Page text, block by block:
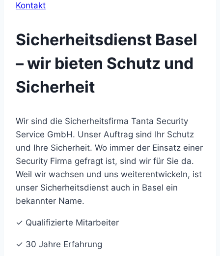
Kontakt
Sicherheitsdienst Basel
– wir bieten Schutz und
Sicherheit
Wir sind die Sicherheitsfirma Tanta Security
Service GmbH. Unser Auftrag sind Ihr Schutz
und Ihre Sicherheit. Wo immer der Einsatz einer
Security Firma gefragt ist, sind wir für Sie da.
Weil wir wachsen und uns weiterentwickeln, ist
unser Sicherheitsdienst auch in Basel ein
bekannter Name.
✓ Qualifizierte Mitarbeiter
✓ 30 Jahre Erfahrung